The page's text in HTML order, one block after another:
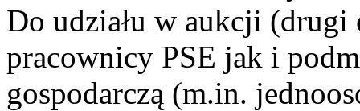
Do udziału w aukcji (drugi
pracownicy PSE jak i
gospodarczą (m.in.